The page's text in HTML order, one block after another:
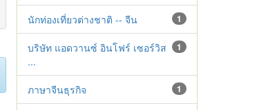
1
นักท่องเที่ยวต่างชาติ -- จีน
1
บริษัท แอดวานซ์ อินโฟร์ เซอร์วิส
...
1
ภาษาจีนธุรกิจ